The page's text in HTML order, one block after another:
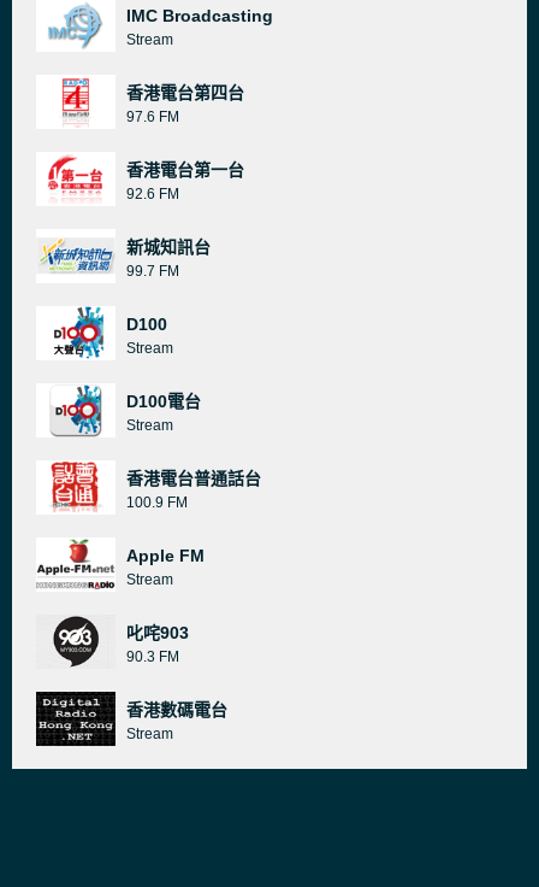
IMC Broadcasting
Stream
香港電台第四台
97.6 FM
香港電台第一台
92.6 FM
新城知訊台
99.7 FM
D100
Stream
D100電台
Stream
香港電台普通話台
100.9 FM
Apple FM
Stream
叱咤903
90.3 FM
香港數碼電台
Stream